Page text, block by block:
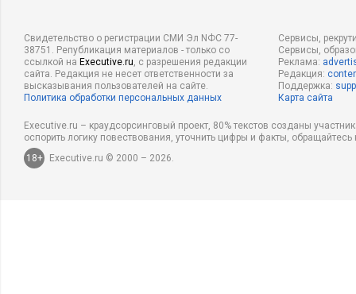
Свидетельство о регистрации СМИ Эл NФС 77-
38751. Републикация материалов - только со
ссылкой на Executive.ru, с разрешения редакции
сайта. Редакция не несет ответственности за
высказывания пользователей на сайте.
Политика обработки персональных данных
Сервисы,
Сервисы,
Реклама:
Редакция:
Поддержка:
Карта сайта
Executive.ru – краудсорсинговый проект, 80% текстов созданы
оспорить логику повествования, уточнить цифры и факты,
18+
Executive.ru © 2000 – 2026.